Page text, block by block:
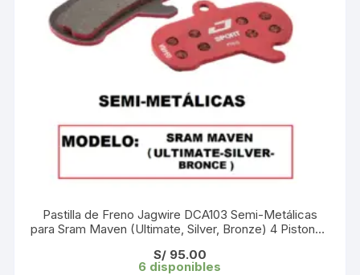
Pastilla de Freno Jagwire DCA103 Semi-Metálicas
para Sram Maven (Ultimate, Silver, Bronze) 4 Pistones
S/95.00
6 disponibles